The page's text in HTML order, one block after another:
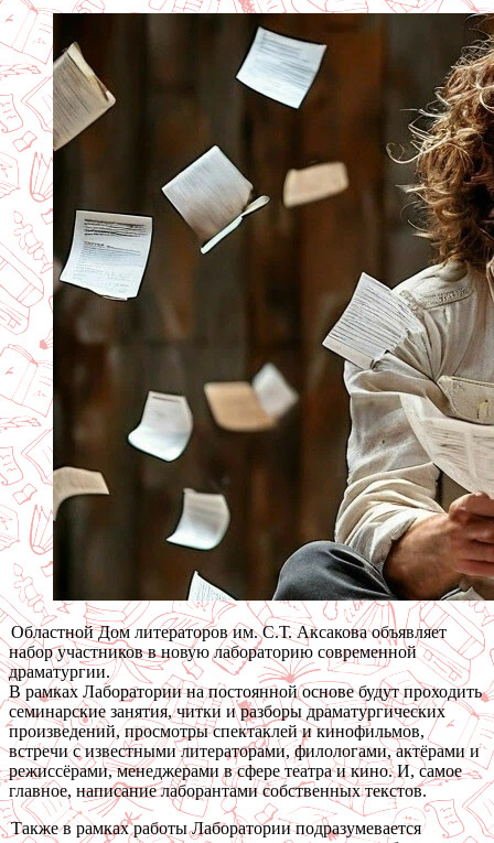
Областной Дом литераторов им. С.Т. Аксакова объявляет
набор участников в новую лабораторию современной
драматургии.
В рамках Лаборатории на постоянной основе будут проходить
семинарские занятия, читки и разборы драматургических
произведений, просмотры спектаклей и кинофильмов,
встречи с известными литераторами, филологами, актёрами и
режиссёрами, менеджерами в сфере театра и кино. И, самое
главное, написание лаборантами собственных текстов.
Также в рамках работы Лаборатории подразумевается